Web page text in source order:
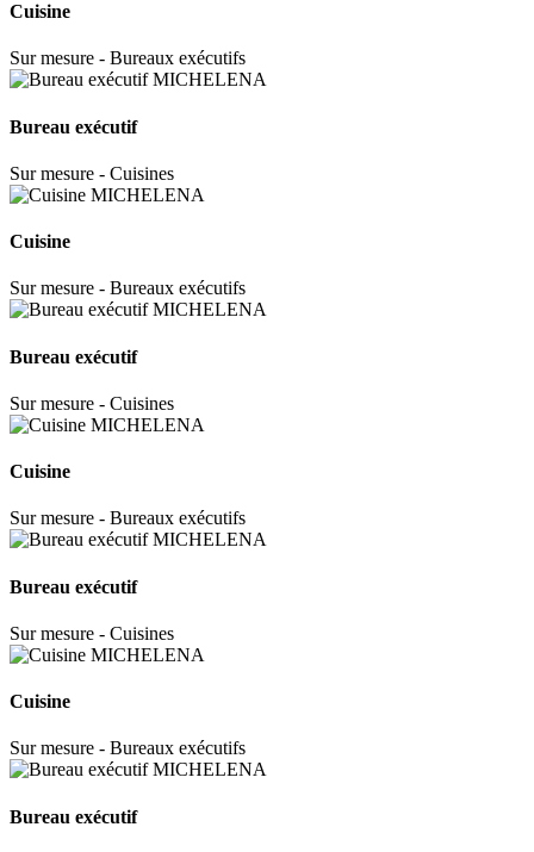
Cuisine
Sur mesure - Bureaux exécutifs
Bureau exécutif
Sur mesure - Cuisines
Cuisine
Sur mesure - Bureaux exécutifs
Bureau exécutif
Sur mesure - Cuisines
Cuisine
Sur mesure - Bureaux exécutifs
Bureau exécutif
Sur mesure - Cuisines
Cuisine
Sur mesure - Bureaux exécutifs
Bureau exécutif